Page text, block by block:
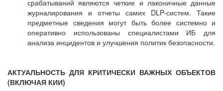
срабатываний являются четкие и лаконичные данные
журналирования и отчеты самих DLP-систем. Такие
предметные сведения могут быть более системно и
оперативно использованы специалистами ИБ для
анализа инцидентов и улучшения политик безопасности.
АКТУАЛЬНОСТЬ ДЛЯ КРИТИЧЕСКИ ВАЖНЫХ ОБЪЕКТОВ
(ВКЛЮЧАЯ КИИ)